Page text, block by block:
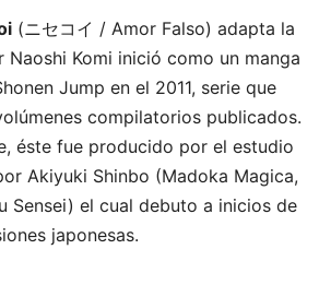
(ニセコイ / Amor Falso) adapta la
Naoshi Komi inició como un manga
Jump en el 2011, serie que
compilatorios publicados.
éste fue producido por el estudio
Akiyuki Shinbo (Madoka Magica,
Sensei) el cual debuto a inicios de
japonesas.